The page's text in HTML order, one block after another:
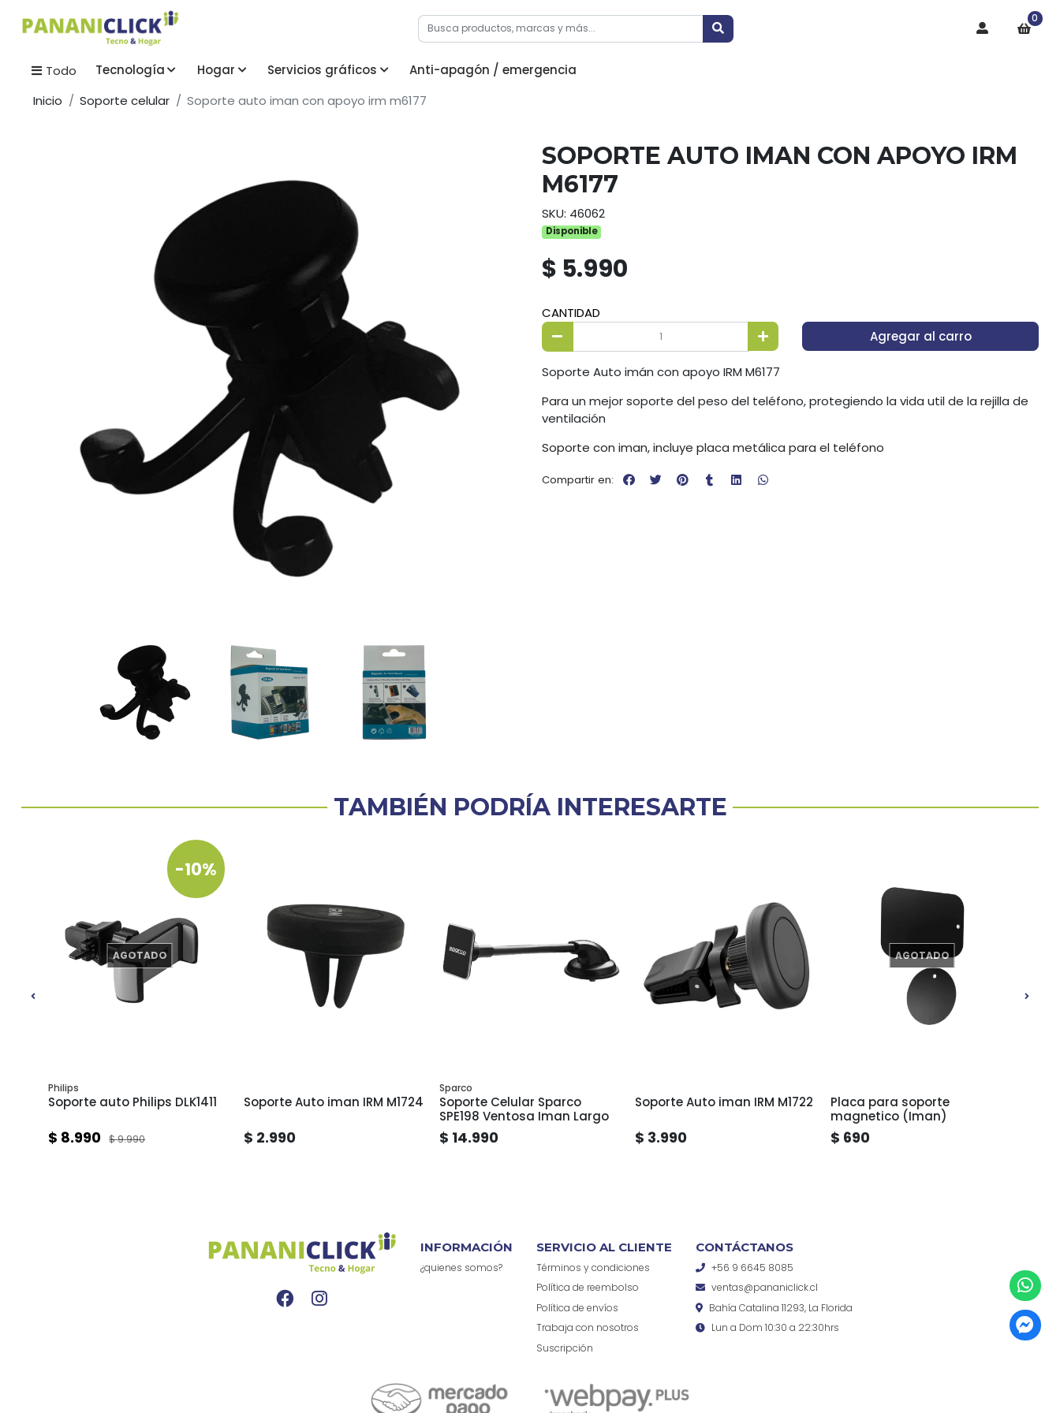
0
Todo Tecnología Hogar Servicios gráficos
Anti-apagón / emergencia
Inicio
Soporte celular Soporte auto iman con apoyo irm m6177
SOPORTE AUTO IMAN CON APOYO IRM
M6177
SKU: 46062
Disponible
$ 5.990
CANTIDAD
Agregar al carro
Soporte Auto imán con apoyo IRM M6177
Para un mejor soporte del peso del teléfono, protegiendo la vida util de la rejilla de
ventilación
Soporte con iman, incluye placa metálica para el teléfono
Compartir en:
TAMBIÉN PODRÍA INTERESARTE
-10%
AGOTADO
Philips
Soporte auto Philips DLK1411
$ 8.990 $ 9.990
Soporte Auto iman IRM M1724
$ 2.990
Sparco
Soporte Celular Sparco
SPE198 Ventosa Iman Largo
$ 14.990
Soporte Auto iman IRM M1722
$ 3.990
AGOTADO
Placa para soporte
magnetico (Iman)
$ 690
INFORMACIÓN
¿quienes somos?
SERVICIO AL CLIENTE
Términos y condiciones
Política de reembolso
Política de envíos
Trabaja con nosotros
Suscripción
CONTÁCTANOS
+56 9 6645 8085
ventas@pananiclick.cl
Bahía Catalina 11293, La Florida
Lun a Dom 10:30 a 22:30hrs